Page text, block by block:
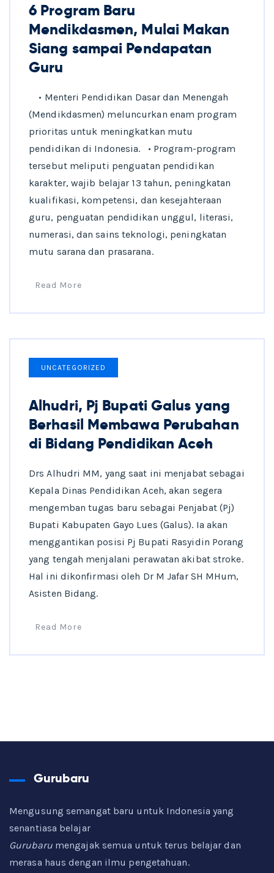
6 Program Baru
Mendikdasmen, Mulai Makan
Siang sampai Pendapatan
Guru
• Menteri Pendidikan Dasar dan Menengah
(Mendikdasmen) meluncurkan enam program
prioritas untuk meningkatkan mutu
pendidikan di Indonesia. • Program-program
tersebut meliputi penguatan pendidikan
karakter, wajib belajar 13 tahun, peningkatan
kualifikasi, kompetensi, dan kesejahteraan
guru, penguatan pendidikan unggul, literasi,
numerasi, dan sains teknologi, peningkatan
mutu sarana dan prasarana.
Read More
UNCATEGORIZED
Alhudri, Pj Bupati Galus yang
Berhasil Membawa Perubahan
di Bidang Pendidikan Aceh
Drs Alhudri MM, yang saat ini menjabat sebagai
Kepala Dinas Pendidikan Aceh, akan segera
mengemban tugas baru sebagai Penjabat (Pj)
Bupati Kabupaten Gayo Lues (Galus). Ia akan
menggantikan posisi Pj Bupati Rasyidin Porang
yang tengah menjalani perawatan akibat stroke.
Hal ini dikonfirmasi oleh Dr M Jafar SH MHum,
Asisten Bidang.
Read More
Gurubaru
Mengusung semangat baru untuk Indonesia yang
senantiasa belajar
Gurubarumengajak semua untuk terus belajar dan
merasa haus dengan ilmu pengetahuan.